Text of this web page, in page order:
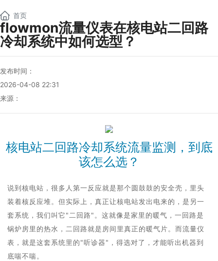
首页
flowmon流量仪表在核电站二回路
冷却系统中如何选型？
发布时间：
2026-04-08 22:31
来源：
核电站二回路冷却系统流量监测，到底
该怎么选？
说到核电站，很多人第一反应就是那个圆鼓鼓的安全壳，里头
装着核反应堆。但实际上，真正让核电站发出电来的，是另一
套系统，我们叫它"二回路"。这就像是家里的暖气，一回路是
锅炉房里的热水，二回路就是房间里真正的暖气片。而流量仪
表，就是这套系统里的"听诊器"，得选对了，才能听出机器到
底喘不喘。